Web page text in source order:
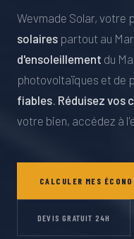
Wevmade Solar, votre
solaires partout au
d'ensoleillement du
photovoltaïques et de
fiables. Réduisez vos
votre bien, accédez à
CALCULER MES
DEVIS GRATUIT 24H